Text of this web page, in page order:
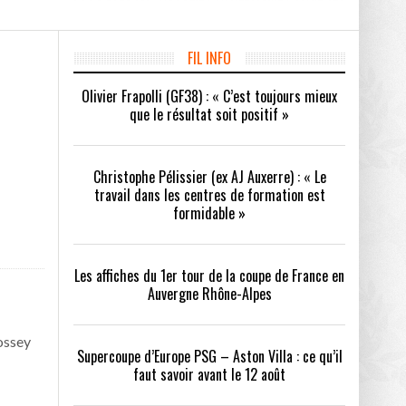
- 24/07/2026
- 21/07/2026
a tenu toutes ses promesses - 04/07/2026
QUI SONT LES CLUBS DE DISTRICT EXEMPTS
DU 1ER TOUR DE LA COUPE DE FRANCE EN
LAURA FOOT
FIL INFO
Olivier Frapolli (GF38) : « C’est toujours mieux
que le résultat soit positif »
Christophe Pélissier (ex AJ Auxerre) : « Le
travail dans les centres de formation est
formidable »
Les affiches du 1er tour de la coupe de France en
Auvergne Rhône-Alpes
Supercoupe d’Europe PSG – Aston Villa : ce qu’il
faut savoir avant le 12 août